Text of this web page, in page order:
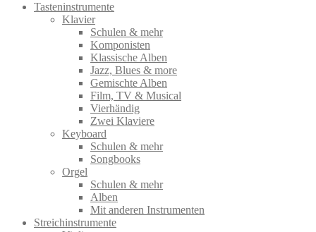
Tasteninstrumente
Klavier
Schulen & mehr
Komponisten
Klassische Alben
Jazz, Blues & more
Gemischte Alben
Film, TV & Musical
Vierhändig
Zwei Klaviere
Keyboard
Schulen & mehr
Songbooks
Orgel
Schulen & mehr
Alben
Mit anderen Instrumenten
Streichinstrumente